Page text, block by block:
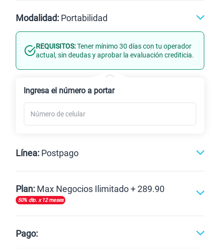
512GB
Modalidad: Portabilidad
Línea Nueva Portabilidad
REQUISITOS:Tener mínimo 30 días con tu operador
actual, sin deudas y aprobar la evaluación crediticia.
Ingresa el número a portar
Línea: Postpago
Plan: Max Negocios Ilimitado + 289.90
50% dto. x 12 meses
Pago: